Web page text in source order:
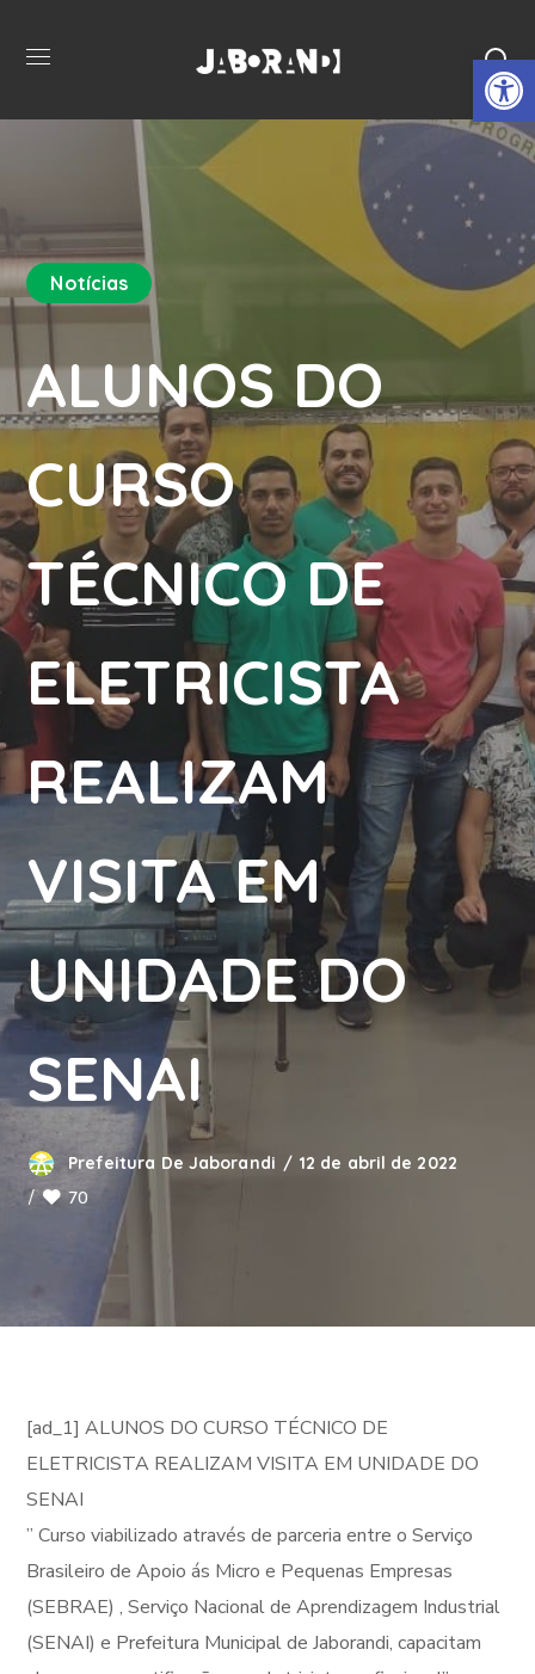
Notícias
ALUNOS DO
CURSO
TÉCNICO DE
ELETRICISTA
REALIZAM
VISITA EM
UNIDADE DO
SENAI
Prefeitura De Jaborandi 12 de abril de 2022
70
[ad_1] ALUNOS DO CURSO TÉCNICO DE
ELETRICISTA REALIZAM VISITA EM UNIDADE DO
SENAI
” Curso viabilizado através de parceria entre o Serviço
Brasileiro de Apoio ás Micro e Pequenas Empresas
(SEBRAE) , Serviço Nacional de Aprendizagem Industrial
(SENAI) e Prefeitura Municipal de Jaborandi, capacitam